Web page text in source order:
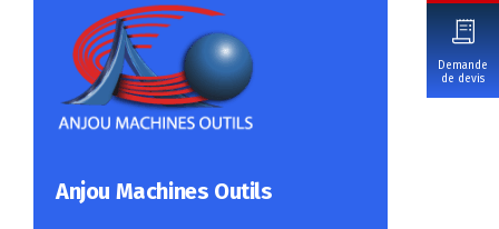
Demande
de devis
Anjou Machines Outils